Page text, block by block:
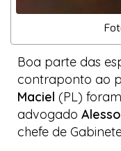
Boa parte das
contraponto ao
Maciel (PL)
advogado
chefe de